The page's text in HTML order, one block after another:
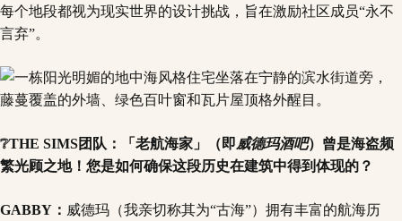
每个地段都视为现实世界的设计挑战，旨在激励社区成员“永不
言弃”。
❔THE SIMS团队：「老航海家」（即威德玛酒吧）曾是海盗频
繁光顾之地！您是如何确保这段历史在建筑中得到体现的？
GABBY： 威德玛（我亲切称其为“古海”）拥有丰富的航海历